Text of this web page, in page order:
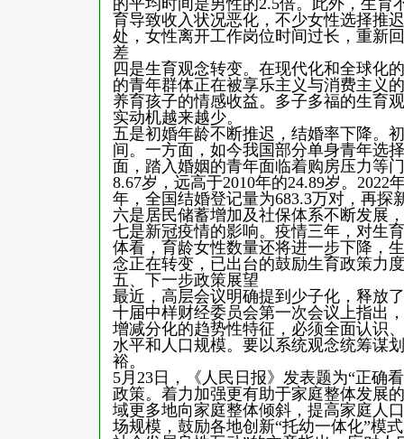
的平均时间是男性的2.5倍。此外，生
育导致收入状况恶化，不少女性选择推
处，女性离开工作岗位时间过长，重新
差
四是生育观念转变。在现代化和全球化
的青年群体正在被享乐主义与消费主义
养育孩子的情感收益。多子多福的生育
实动机越来越少。
五是初婚年龄不断推迟，结婚率下降。
间。一方面，如今我国部分单身青年选
面，踏入婚姻的青年面临着购房压力等
8.67岁，远高于2010年的24.89岁。
年，全国结婚登记量为683.3万对，再探
六是居民储蓄增加及社保体系不断发展
七是新冠疫情的影响。疫情三年，对生
体看，育龄女性数量还将进一步下降，
念正在转变，已出台的鼓励生育政策力
五、下一步政策展望
最近，高层会议明确提到少子化，释放
十届中样财经委员会第一次会议上指出
增减分化的趋势性特征，必须全面认识
水平和人口规模。要以系统观念统筹谋
裕。
5月23日，《人民日报》发表题为“正确
政策。着力加强更有助于家庭整体发展
域更多地向家庭整体倾斜，提高家庭人
场规模，鼓励各地创新“托幼一体化”模